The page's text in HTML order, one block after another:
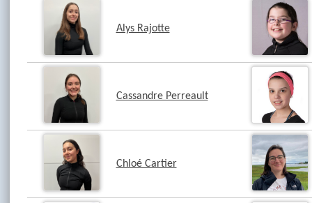
Alys Rajotte
Cassandre Perreault
Chloé Cartier